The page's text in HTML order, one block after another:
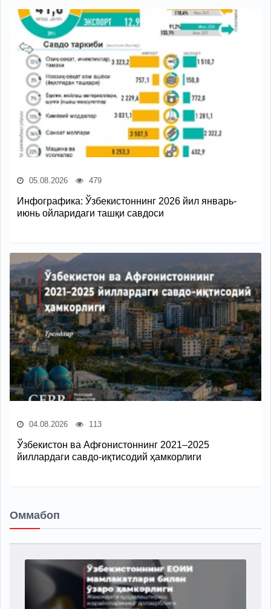
05.08.2026 479
Инфографика: Ўзбекистоннинг 2026 йил январь-
июнь ойларидаги ташқи савдоси
04.08.2026 113
Ўзбекистон ва Афғонистоннинг 2021–2025
йиллардаги савдо-иқтисодий ҳамкорлиги
Оммабоп